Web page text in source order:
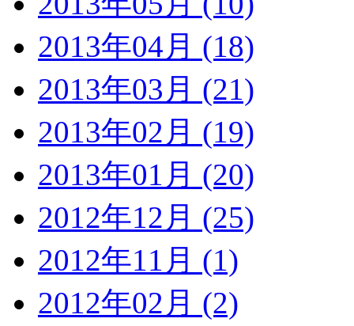
2013年04月 (18)
2013年03月 (21)
2013年02月 (19)
2013年01月 (20)
2012年12月 (25)
2012年11月 (1)
2012年02月 (2)